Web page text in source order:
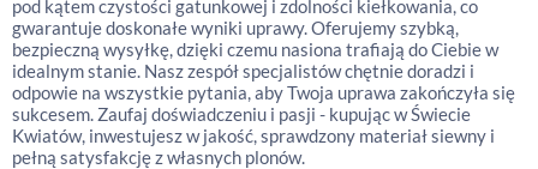
pod kątem czystości gatunkowej i zdolności kiełkowania, co
gwarantuje doskonałe wyniki uprawy. Oferujemy szybką,
bezpieczną wysyłkę, dzięki czemu nasiona trafiają do Ciebie w
idealnym stanie. Nasz zespół specjalistów chętnie doradzi i
odpowie na wszystkie pytania, aby Twoja uprawa zakończyła się
sukcesem. Zaufaj doświadczeniu i pasji - kupując w Świecie
Kwiatów, inwestujesz w jakość, sprawdzony materiał siewny i
pełną satysfakcję z własnych plonów.